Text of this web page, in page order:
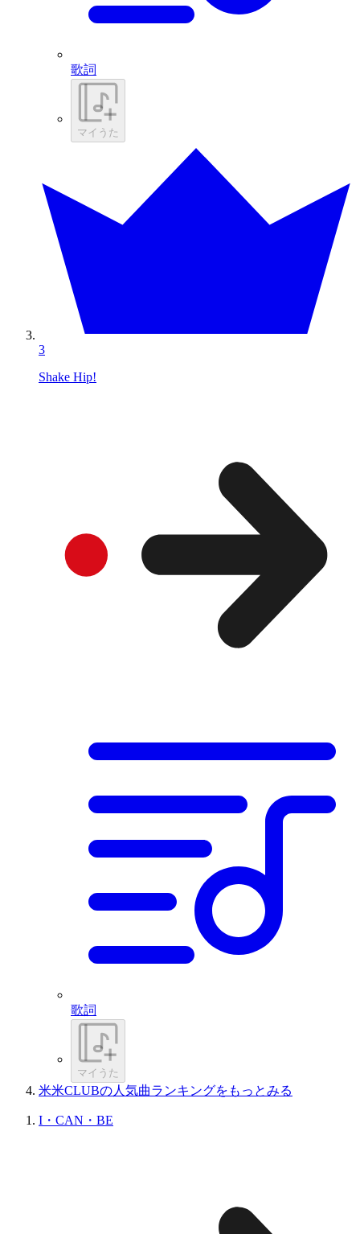
歌詞
マイうた
3
Shake Hip!
歌詞
マイうた
米米CLUBの人気曲ランキングをもっとみる
I・CAN・BE